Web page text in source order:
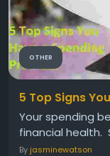
OTHER
5 Top Signs
Your spending
financial health.
By jasminewatson